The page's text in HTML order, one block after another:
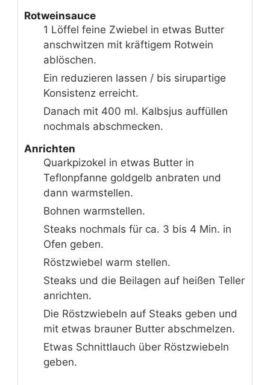
Rotweinsauce
1 Löffel feine Zwiebel in etwas Butter
anschwitzen mit kräftigem Rotwein
ablöschen.
Ein reduzieren lassen / bis sirupartige
Konsistenz erreicht.
Danach mit 400 ml. Kalbsjus auffüllen
nochmals abschmecken.
Anrichten
Quarkpizokel in etwas Butter in
Teflonpfanne goldgelb anbraten und
dann warmstellen.
Bohnen warmstellen.
Steaks nochmals für ca. 3 bis 4 Min. in
Ofen geben.
Röstzwiebel warm stellen.
Steaks und die Beilagen auf heißen Teller
anrichten.
Die Röstzwiebeln auf Steaks geben und
mit etwas brauner Butter abschmelzen.
Etwas Schnittlauch über Röstzwiebeln
geben.